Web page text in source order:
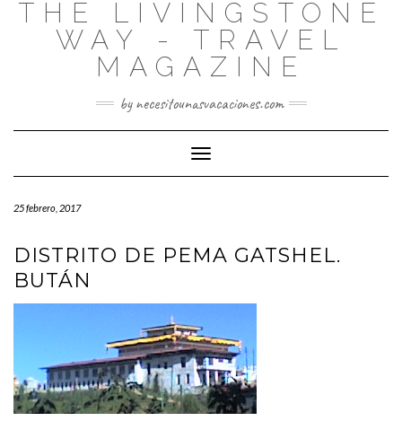
THE LIVINGSTONE
WAY - TRAVEL
MAGAZINE
by necesitounasvacaciones.com
Cambiar
modo
25 febrero, 2017
DISTRITO DE PEMA GATSHEL.
BUTÁN